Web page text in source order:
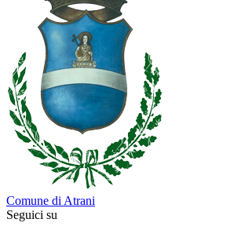
Comune di Atrani
Seguici su